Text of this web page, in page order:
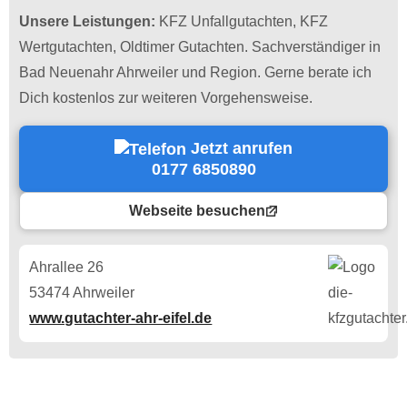
Unsere Leistungen: KFZ Unfallgutachten, KFZ
Wertgutachten, Oldtimer Gutachten. Sachverständiger in
Bad Neuenahr Ahrweiler und Region. Gerne berate ich
Dich kostenlos zur weiteren Vorgehensweise.
Jetzt anrufen
0177 6850890
Webseite besuchen
Ahrallee 26
53474 Ahrweiler
www.gutachter-ahr-eifel.de